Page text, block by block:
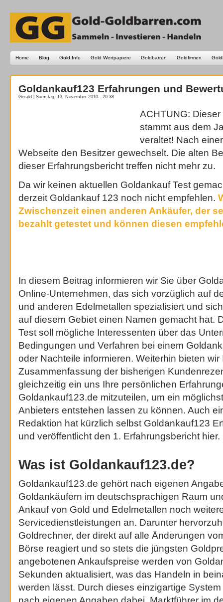
Home Blog Gold Info Gold Wertpapiere Goldbarren Goldfirmen
Goldankauf123 Erfahrungen und
Gerald | Samstag, 13. November 2010 - 20:38
ACHTUNG:
stammt aus dem
veraltet! Nach
Webseite den Besitzer gewechselt. Die alten
dieser Erfahrungsbericht treffen nicht mehr zu.
Da wir keinen aktuellen Goldankauf Test
derzeit Goldankauf 123 noch nicht empfehlen.
Zwischenzeit einen anderen Ankäufer, der
bezahlt getestet und können diesen
In diesem Beitrag informieren wir Sie über
Online-Unternehmen, das sich vorzüglich auf
und anderen Edelmetallen spezialisiert und
auf diesem Gebiet einen Namen gemacht hat.
Test soll mögliche Interessenten über das
Bedingungen und Verfahren bei einem
oder Nachteile informieren. Weiterhin bieten
Zusammenfassung der bisherigen
gleichzeitig ein uns Ihre persönlichen
Goldankauf123.de mitzuteilen, um ein
Anbieters entstehen lassen zu können. Auch
Redaktion hat kürzlich selbst Goldankauf123
und veröffentlicht den 1. Erfahrungsbericht hier.
Was ist Goldankauf123.de?
Goldankauf123.de gehört nach eigenen
Goldankäufern im deutschsprachigen Raum
Ankauf von Gold und Edelmetallen noch
Servicedienstleistungen an. Darunter
Goldrechner, der direkt auf alle Änderungen
Börse reagiert und so stets die jüngsten
angebotenen Ankaufspreise werden von
Sekunden aktualisiert, was das Handeln in
werden lässt. Durch dieses einzigartige